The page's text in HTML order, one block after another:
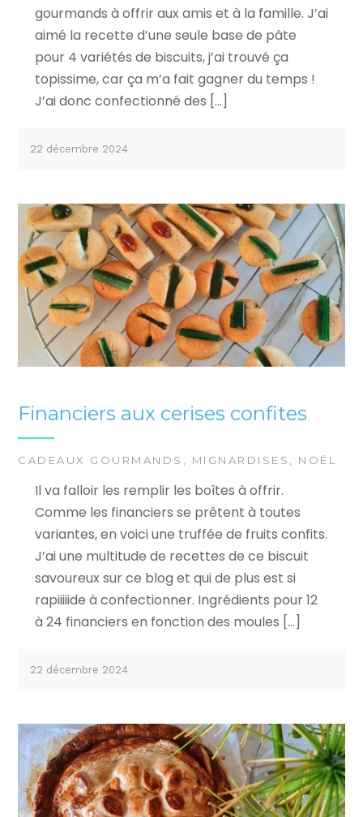
gourmands à offrir aux amis et à la famille. J’ai
aimé la recette d’une seule base de pâte
pour 4 variétés de biscuits, j’ai trouvé ça
topissime, car ça m’a fait gagner du temps !
J’ai donc confectionné des […]
22 décembre 2024
Financiers aux cerises confites
CADEAUX GOURMANDS MIGNARDISES NOËL
Il va falloir les remplir les boîtes à offrir.
Comme les financiers se prêtent à toutes
variantes, en voici une truffée de fruits confits.
J’ai une multitude de recettes de ce biscuit
savoureux sur ce blog et qui de plus est si
rapiiiiide à confectionner. Ingrédients pour 12
à 24 financiers en fonction des moules […]
22 décembre 2024